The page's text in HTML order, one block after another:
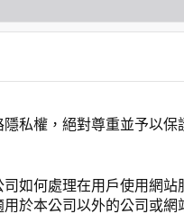
私權，絕對尊重並予以
如何處理在用戶使用網
於本公司以外的公司或